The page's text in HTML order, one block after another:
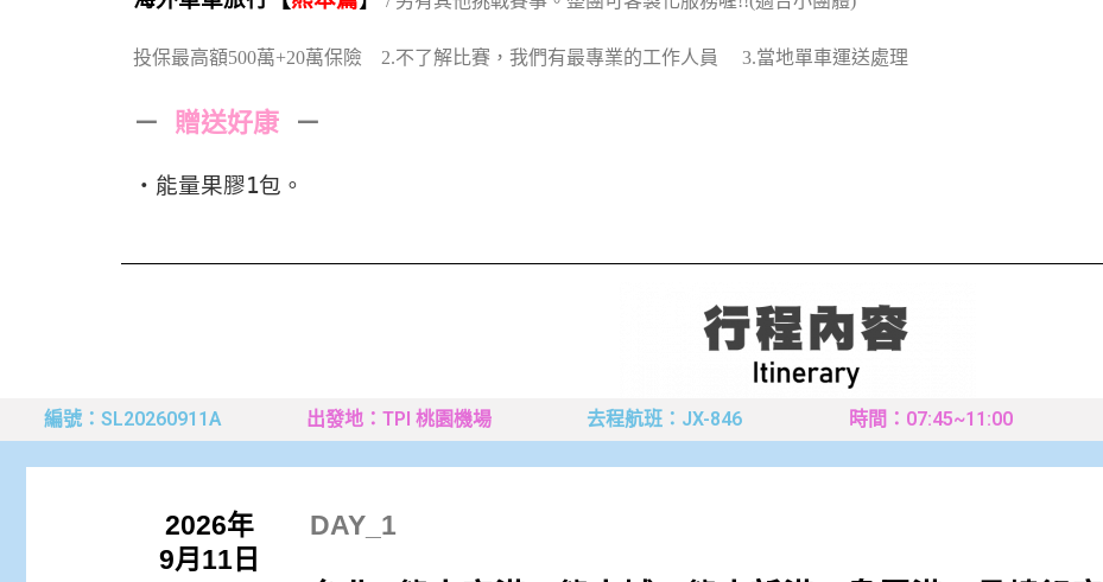
投保最高額500萬+20萬保險 2.不了解比賽，我們有最專業的工作人員 3.當地單車運送處理
－ 贈送好康 －
・能量果膠1包。
編號：SL20260911A 出發地：TPI 桃園機場 去程航班：JX-846 時間：07:45~11:00
2026年
9月11日
DAY_1